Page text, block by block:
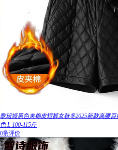
歌班娅黑色夹棉皮短裤女秋冬2025新款高腰
色 L 100-115斤
0条评价